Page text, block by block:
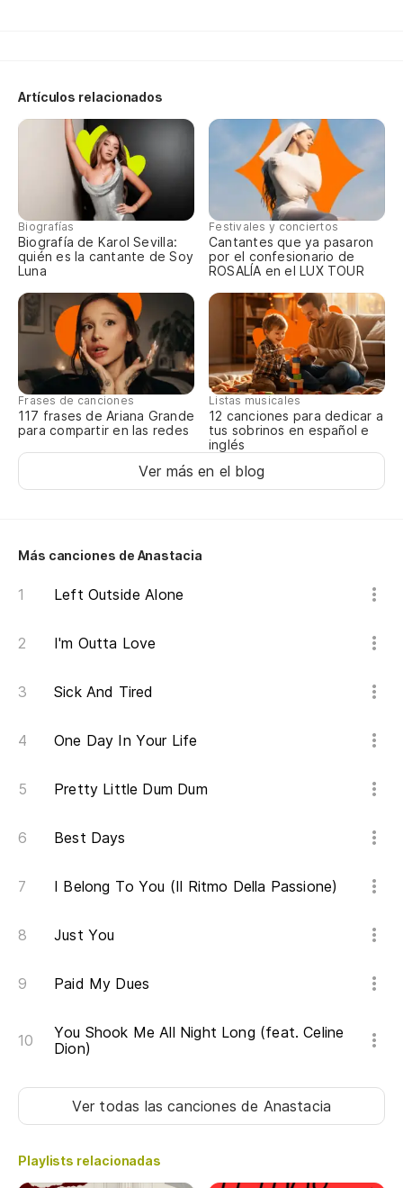
Artículos relacionados
Biografías
Biografía de Karol Sevilla:
quién es la cantante de Soy
Luna
Festivales y conciertos
Cantantes que ya pasaron
por el confesionario de
ROSALÍA en el LUX TOUR
Frases de canciones
117 frases de Ariana Grande
para compartir en las redes
Listas musicales
12 canciones para dedicar a
tus sobrinos en español e
inglés
Ver más en el blog
Más canciones de Anastacia
Left Outside Alone
I'm Outta Love
Sick And Tired
One Day In Your Life
Pretty Little Dum Dum
Best Days
I Belong To You (Il Ritmo Della Passione)
Just You
Paid My Dues
You Shook Me All Night Long (feat. Celine
Dion)
Ver todas las cancionesde Anastacia
Playlists relacionadas